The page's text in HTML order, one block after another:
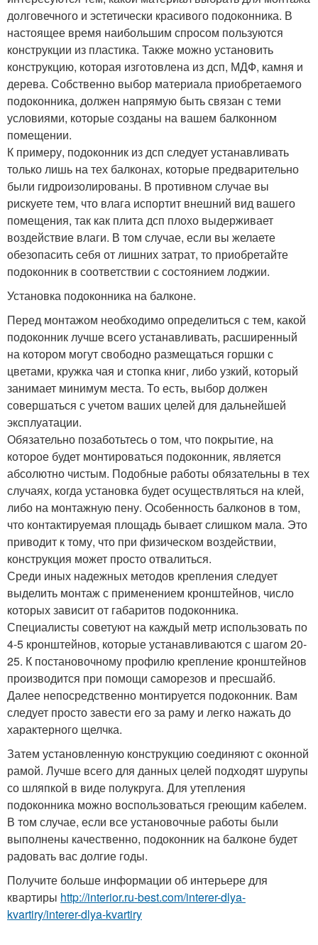
долговечного и эстетически красивого подоконника. В
настоящее время наибольшим спросом пользуются
конструкции из пластика. Также можно установить
конструкцию, которая изготовлена из дсп, МДФ, камня и
дерева. Собственно выбор материала приобретаемого
подоконника, должен напрямую быть связан с теми
условиями, которые созданы на вашем балконном
помещении.
К примеру, подоконник из дсп следует устанавливать
только лишь на тех балконах, которые предварительно
были гидроизолированы. В противном случае вы
рискуете тем, что влага испортит внешний вид вашего
помещения, так как плита дсп плохо выдерживает
воздействие влаги. В том случае, если вы желаете
обезопасить себя от лишних затрат, то приобретайте
подоконник в соответствии с состоянием лоджии.
Установка подоконника на балконе.
Перед монтажом необходимо определиться с тем, какой
подоконник лучше всего устанавливать, расширенный
на котором могут свободно размещаться горшки с
цветами, кружка чая и стопка книг, либо узкий, который
занимает минимум места. То есть, выбор должен
совершаться с учетом ваших целей для дальнейшей
эксплуатации.
Обязательно позаботьтесь о том, что покрытие, на
которое будет монтироваться подоконник, является
абсолютно чистым. Подобные работы обязательны в тех
случаях, когда установка будет осуществляться на клей,
либо на монтажную пену. Особенность балконов в том,
что контактируемая площадь бывает слишком мала. Это
приводит к тому, что при физическом воздействии,
конструкция может просто отвалиться.
Среди иных надежных методов крепления следует
выделить монтаж с применением кронштейнов, число
которых зависит от габаритов подоконника.
Специалисты советуют на каждый метр использовать по
4-5 кронштейнов, которые устанавливаются с шагом 20-
25. К постановочному профилю крепление кронштейнов
производится при помощи саморезов и пресшайб.
Далее непосредственно монтируется подоконник. Вам
следует просто завести его за раму и легко нажать до
характерного щелчка.
Затем установленную конструкцию соединяют с оконной
рамой. Лучше всего для данных целей подходят шурупы
со шляпкой в виде полукруга. Для утепления
подоконника можно воспользоваться греющим кабелем.
В том случае, если все установочные работы были
выполнены качественно, подоконник на балконе будет
радовать вас долгие годы.
Получите больше информации об интерьере для
квартиры http://interior.ru-best.com/interer-dlya-
kvartiry/interer-dlya-kvartiry